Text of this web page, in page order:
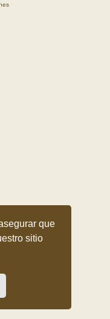
que
sitio